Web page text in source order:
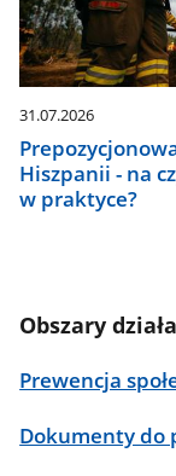
31.07.2026
Hiszpanii - na
w praktyce?
Obszary
Prewencja
Dokumenty do